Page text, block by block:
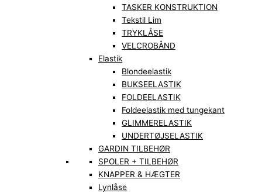
TASKER KONSTRUKTION
Tekstil Lim
TRYKLÅSE
VELCROBÅND
Elastik
Blondeelastik
BUKSEELASTIK
FOLDEELASTIK
Foldeelastik med tungekant
GLIMMERELASTIK
UNDERTØJSELASTIK
GARDIN TILBEHØR
SPOLER + TILBEHØR
KNAPPER & HÆGTER
Lynlåse